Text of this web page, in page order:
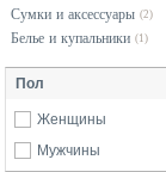
Сумки и аксессуары (2)
Белье и купальники (1)
Пол
Женщины
Мужчины